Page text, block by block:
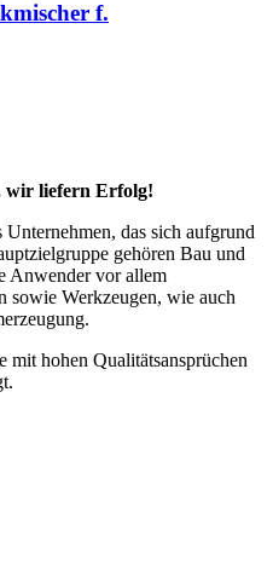
f.
wir liefern Erfolg!
das sich aufgrund
gehören Bau und
Anwender vor allem
sowie Werkzeugen, wie auch
mit hohen Qualitätsansprüchen